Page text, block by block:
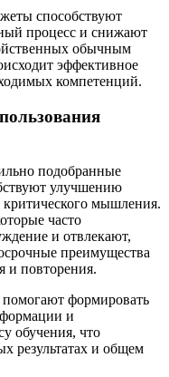
способствуют
процесс и снижают
обычным
эффективное
компетенций.
подобранные
улучшению
мышления.
часто
и отвлекают,
преимущества
и повторения.
формировать
и
обучения, что
результатах и общем